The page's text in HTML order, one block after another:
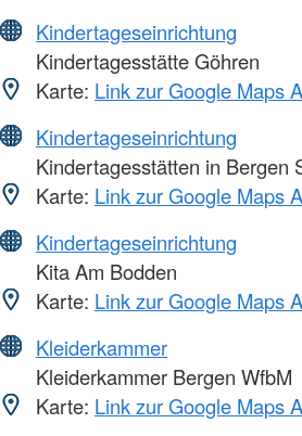
Kindertageseinrichtung
Kindertagesstätte Göhren
Karte: Link zur Google Maps
Kindertageseinrichtung
Kindertagesstätten in Bergen
Karte: Link zur Google Maps
Kindertageseinrichtung
Kita Am Bodden
Karte: Link zur Google Maps
Kleiderkammer
Kleiderkammer Bergen WfbM
Karte: Link zur Google Maps